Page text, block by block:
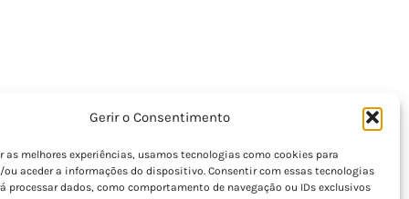
Gerir o Consentimento
as melhores experiências, usamos tecnologias como cookies para
ou aceder a informações do dispositivo. Consentir com essas tecnologias
processar dados, como comportamento de navegação ou IDs exclusivos